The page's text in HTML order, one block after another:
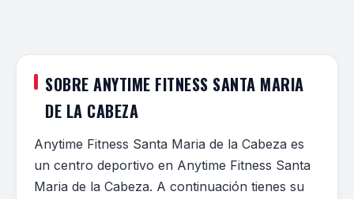
SOBRE ANYTIME FITNESS SANTA MARIA
DE LA CABEZA
Anytime Fitness Santa Maria de la Cabeza es
un centro deportivo en Anytime Fitness Santa
Maria de la Cabeza. A continuación tienes su